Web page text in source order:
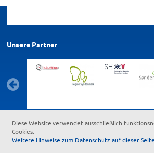
Unsere Partner
Kontakt Feedback zur Barrierefreiheit
Diese Website verwendet ausschließlich
Cookies.
Weitere Hinweise zum Datenschutz auf dieser Seite